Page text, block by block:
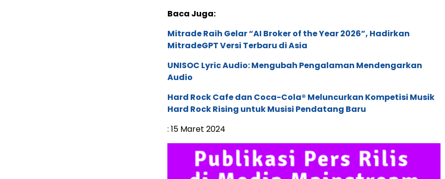
Baca Juga:
Mitrade Raih Gelar “AI Broker of the Year 2026”, Hadirkan
MitradeGPT Versi Terbaru di Asia
UNISOC Lyric Audio: Mengubah Pengalaman Mendengarkan
Audio
Hard Rock Cafe dan Coca-Cola® Meluncurkan Kompetisi Musik
Hard Rock Rising untuk Musisi Pendatang Baru
: 15 Maret 2024